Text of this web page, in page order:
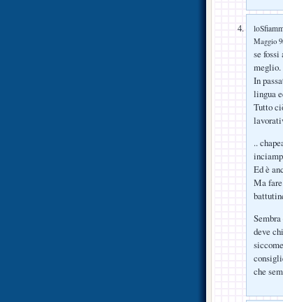
Maggio
se
meglio.
In
lingua
Tutto
..
Ed è
Ma
deve
che